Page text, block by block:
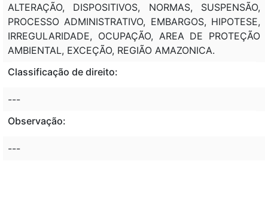
ALTERAÇÃO, DISPOSITIVOS, NORMAS, SUSPENSÃO,
PROCESSO ADMINISTRATIVO, EMBARGOS, HIPOTESE,
IRREGULARIDADE, OCUPAÇÃO, AREA DE PROTEÇÃO
AMBIENTAL, EXCEÇÃO, REGIÃO AMAZONICA.
Classificação de direito:
---
Observação:
---